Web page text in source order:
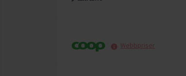
Webbpriser